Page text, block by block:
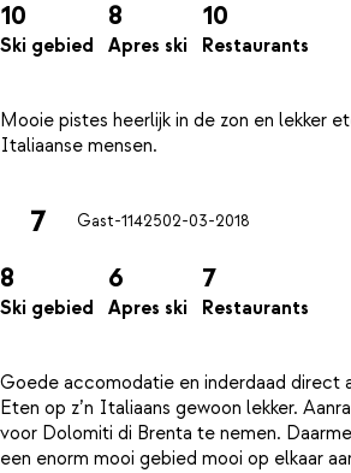
10
Ski gebied
8
Apres ski
10
Restaurants
Mooie pistes heerlijk in de zon en lekker
7 Gast-1142502-03-2018
8
Ski gebied
6
Apres ski
7
Restaurants
Goede accomodatie en inderdaad direct
Eten op z’n Italiaans gewoon lekker.
voor Dolomiti di Brenta te nemen.
een enorm mooi gebied mooi op elkaar